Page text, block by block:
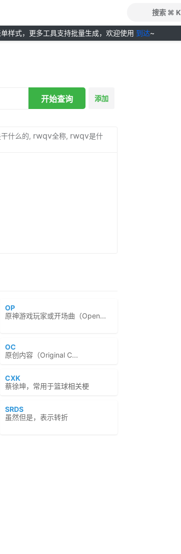
搜索 ⌘ K
样式，更多工具支持批量生成，欢迎使用 到达~
开始查询 添加
什么的, rwqv全称, rwqv是什
OP
原神游戏玩家或开场曲（Open...
OC
原创内容（Original C...
CXK
蔡徐坤，常用于篮球相关梗
SRDS
虽然但是，表示转折